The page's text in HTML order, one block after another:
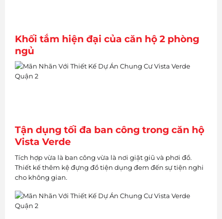
Khối tắm hiện đại của căn hộ 2 phòng
ngủ
Tận dụng tối đa ban công trong căn hộ
Vista Verde
Tích hợp vừa là ban công vừa là nơi giặt giũ và phơi đồ.
Thiết kế thêm kệ đựng đồ tiện dụng đem đến sự tiện nghi
cho không gian.